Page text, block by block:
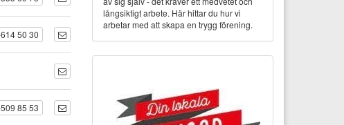
50 30
85 53
långsiktigt arbete. Här hittar du hur vi
arbetar med att skapa en trygg förening.